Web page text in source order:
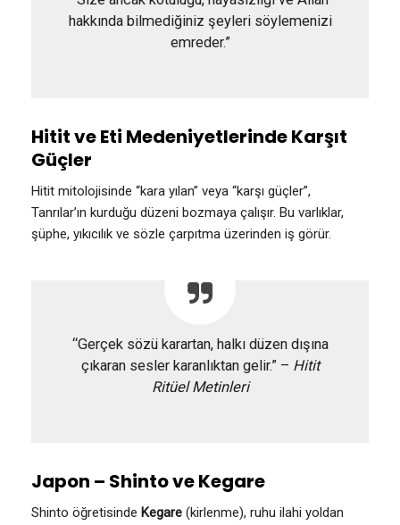
hakkında bilmediğiniz şeyleri söylemenizi
emreder.”
Hitit ve Eti Medeniyetlerinde Karşıt
Güçler
Hitit mitolojisinde “kara yılan” veya “karşı güçler”,
Tanrılar’ın kurduğu düzeni bozmaya çalışır. Bu varlıklar,
şüphe, yıkıcılık ve sözle çarpıtma üzerinden iş görür.
“Gerçek sözü karartan, halkı düzen dışına
çıkaran sesler karanlıktan gelir.” – Hitit
Ritüel Metinleri
Japon – Shinto ve Kegare
Shinto öğretisinde Kegare (kirlenme), ruhu ilahi yoldan